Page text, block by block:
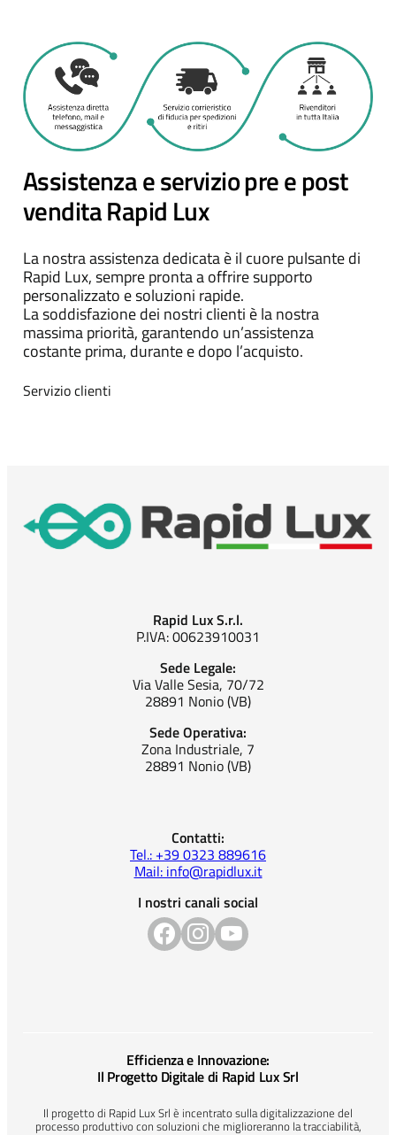
Assistenza e servizio pre e post
vendita Rapid Lux
La nostra assistenza dedicata è il cuore pulsante di
Rapid Lux, sempre pronta a offrire supporto
personalizzato e soluzioni rapide.
La soddisfazione dei nostri clienti è la nostra
massima priorità, garantendo un’assistenza
costante prima, durante e dopo l’acquisto.
Servizio clienti
Rapid Lux S.r.l.
P.IVA: 00623910031
Sede Legale:
Via Valle Sesia, 70/72
28891 Nonio (VB)
Sede Operativa:
Zona Industriale, 7
28891 Nonio (VB)
Contatti:
Tel.: +39 0323 889616
Mail: info@rapidlux.it
I nostri canali social
Efficienza e Innovazione:
Il Progetto Digitale di Rapid Lux Srl
Il progetto di Rapid Lux Srl è incentrato sulla digitalizzazione del
processo produttivo con soluzioni che miglioreranno la tracciabilità,